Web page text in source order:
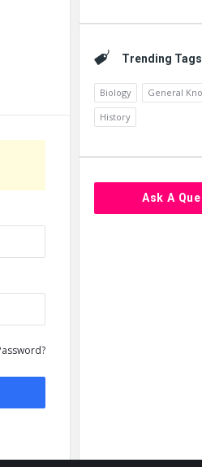
Trending Tags
Biology
General
History
Ask A